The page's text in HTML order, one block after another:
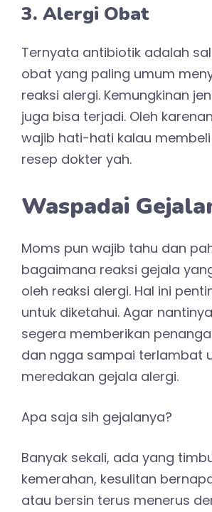
3. Alergi Obat
Ternyata antibiotik adalah
obat yang paling umum
reaksi alergi. Kemungkinan
juga bisa terjadi. Oleh
wajib hati-hati kalau
resep dokter yah.
Waspadai
Moms pun wajib tahu dan
bagaimana reaksi gejala
oleh reaksi alergi. Hal ini
untuk diketahui. Agar
segera memberikan
dan ngga sampai terlambat
meredakan gejala alergi.
Apa saja sih gejalanya?
Banyak sekali, ada yang
kemerahan, kesulitan
atau bersin terus menerus